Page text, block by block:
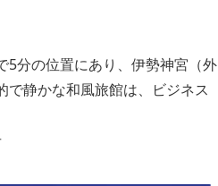
5分の位置にあり、伊勢神宮（外
で静かな和風旅館は、ビジネス